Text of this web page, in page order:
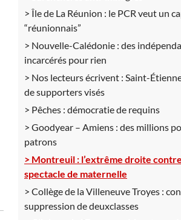
Île de La Réunion : le PCR veut un
“réunionnais”
Nouvelle-Calédonie : des
incarcérés pour rien
Nos lecteurs écrivent : Saint-
de supporters visés
Pêches : démocratie de requins
Goodyear – Amiens : des millions
patrons
Montreuil : l’extrême droite
spectacle de maternelle
Collège de la Villeneuve Troyes :
suppression de deuxclasses